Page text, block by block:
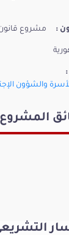
: مشروع
والشؤون
المشروع